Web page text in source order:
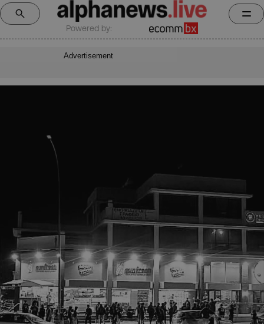
Powered by:
Advertisement